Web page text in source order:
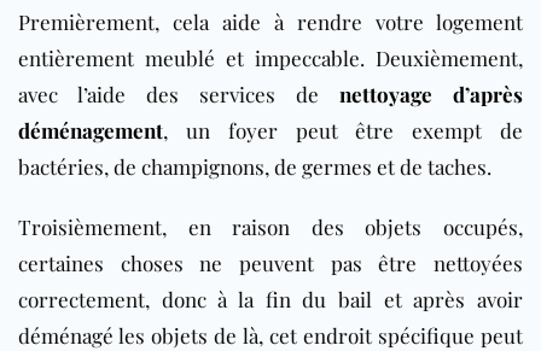
Premièrement, cela aide à rendre votre logement
entièrement meublé et impeccable. Deuxièmement,
avec l’aide des services de nettoyage d’après
déménagement, un foyer peut être exempt de
bactéries, de champignons, de germes et de taches.
Troisièmement, en raison des objets occupés,
certaines choses ne peuvent pas être nettoyées
correctement, donc à la fin du bail et après avoir
déménagé les objets de là, cet endroit spécifique peut